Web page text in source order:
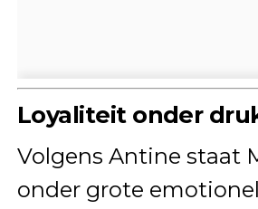
Loyaliteit onder
Volgens Antine staat
onder grote